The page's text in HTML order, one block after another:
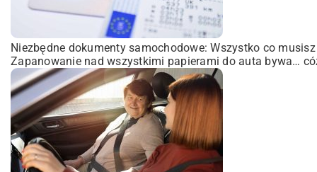
Niezbędne dokumenty samochodowe: Wszystko co
Zapanowanie nad wszystkimi papierami do auta bywa…